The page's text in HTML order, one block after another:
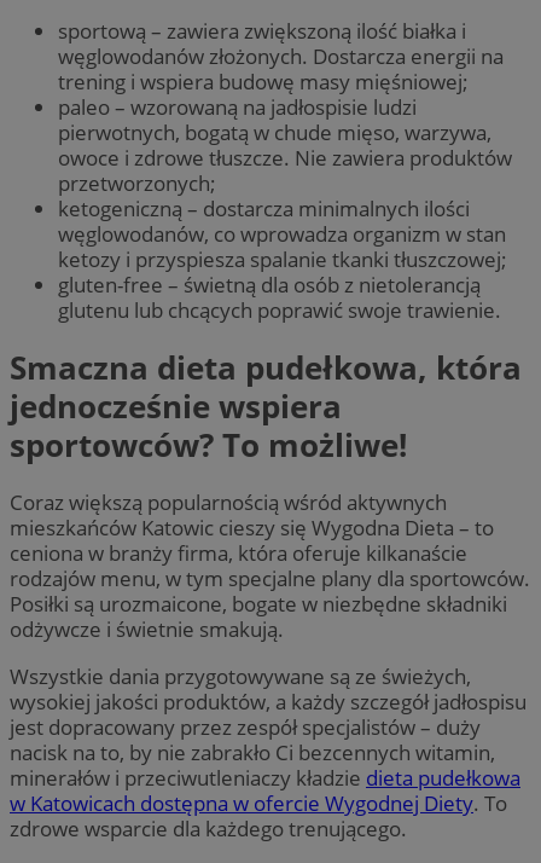
sportową – zawiera zwiększoną ilość białka i
węglowodanów złożonych. Dostarcza energii na
trening i wspiera budowę masy mięśniowej;
paleo – wzorowaną na jadłospisie ludzi
pierwotnych, bogatą w chude mięso, warzywa,
owoce i zdrowe tłuszcze. Nie zawiera produktów
przetworzonych;
ketogeniczną – dostarcza minimalnych ilości
węglowodanów, co wprowadza organizm w stan
ketozy i przyspiesza spalanie tkanki tłuszczowej;
gluten-free – świetną dla osób z nietolerancją
glutenu lub chcących poprawić swoje trawienie.
Smaczna dieta pudełkowa, która
jednocześnie wspiera
sportowców? To możliwe!
Coraz większą popularnością wśród aktywnych
mieszkańców Katowic cieszy się Wygodna Dieta – to
ceniona w branży firma, która oferuje kilkanaście
rodzajów menu, w tym specjalne plany dla sportowców.
Posiłki są urozmaicone, bogate w niezbędne składniki
odżywcze i świetnie smakują.
Wszystkie dania przygotowywane są ze świeżych,
wysokiej jakości produktów, a każdy szczegół jadłospisu
jest dopracowany przez zespół specjalistów – duży
nacisk na to, by nie zabrakło Ci bezcennych witamin,
minerałów i przeciwutleniaczy kładzie dieta pudełkowa
w Katowicach dostępna w ofercie Wygodnej Diety. To
zdrowe wsparcie dla każdego trenującego.